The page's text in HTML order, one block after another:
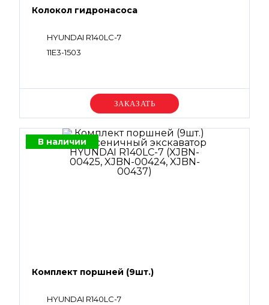
Колокол гидронасоса
HYUNDAI R140LC-7
11E3-1503
Уточняйте цену
В наличии
Комплект поршней (9шт.)
HYUNDAI R140LC-7